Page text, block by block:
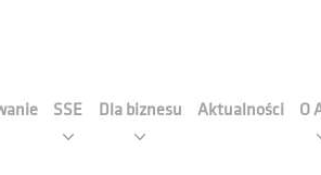
SSE Dla biznesu Aktualności O